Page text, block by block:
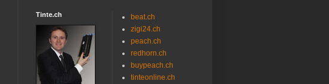
Tinte.ch
beat.ch
zigi24.ch
peach.ch
redhorn.ch
buypeach.ch
tinteonline.ch